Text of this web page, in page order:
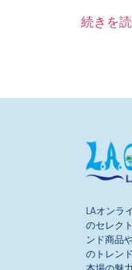
続きを
LAオンラ
のセレク
ンド商品
のトレン